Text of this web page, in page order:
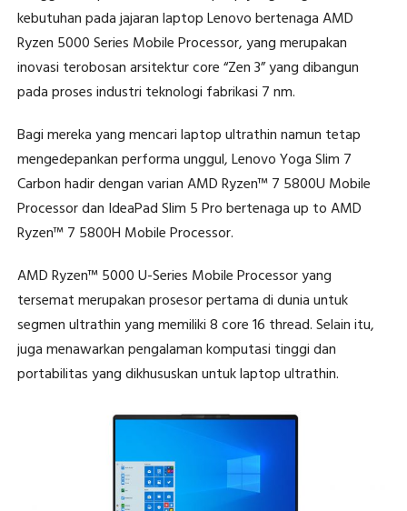
kebutuhan pada jajaran laptop Lenovo bertenaga AMD
Ryzen 5000 Series Mobile Processor, yang merupakan
inovasi terobosan arsitektur core “Zen 3” yang dibangun
pada proses industri teknologi fabrikasi 7 nm.
Bagi mereka yang mencari laptop ultrathin namun tetap
mengedepankan performa unggul, Lenovo Yoga Slim 7
Carbon hadir dengan varian AMD Ryzen™ 7 5800U Mobile
Processor dan IdeaPad Slim 5 Pro bertenaga up to AMD
Ryzen™ 7 5800H Mobile Processor.
AMD Ryzen™ 5000 U-Series Mobile Processor yang
tersemat merupakan prosesor pertama di dunia untuk
segmen ultrathin yang memiliki 8 core 16 thread. Selain itu,
juga menawarkan pengalaman komputasi tinggi dan
portabilitas yang dikhususkan untuk laptop ultrathin.